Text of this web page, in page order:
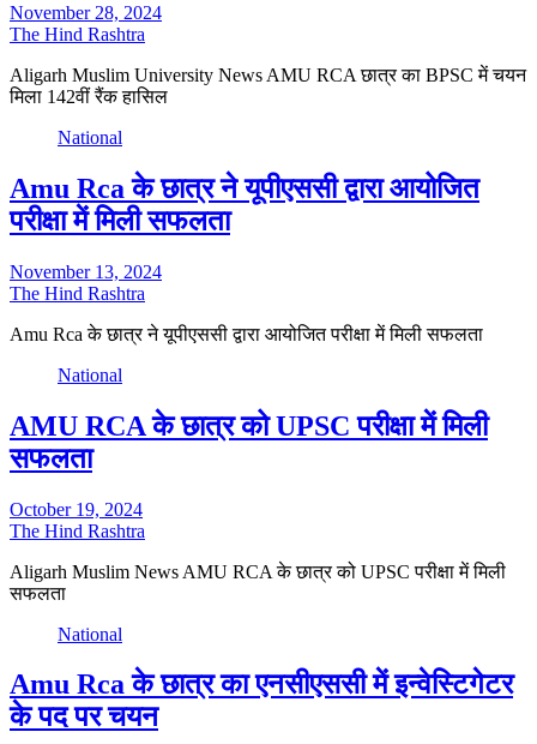
November 28, 2024
The Hind Rashtra
Aligarh Muslim University News AMU RCA छात्र का BPSC में चयन
मिला 142वीं रैंक हासिल
National
Amu Rca के छात्र ने यूपीएससी द्वारा आयोजित
परीक्षा में मिली सफलता
November 13, 2024
The Hind Rashtra
Amu Rca के छात्र ने यूपीएससी द्वारा आयोजित परीक्षा में मिली सफलता
National
AMU RCA के छात्र को UPSC परीक्षा में मिली
सफलता
October 19, 2024
The Hind Rashtra
Aligarh Muslim News AMU RCA के छात्र को UPSC परीक्षा में मिली
सफलता
National
Amu Rca के छात्र का एनसीएससी में इन्वेस्टिगेटर
के पद पर चयन